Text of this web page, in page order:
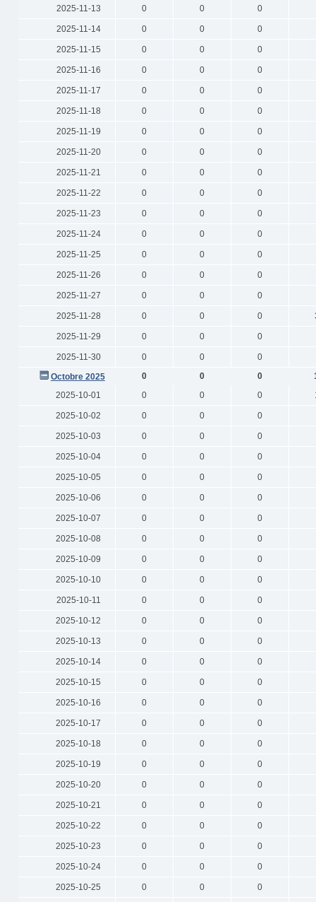
2025-11-13 0 0 0
2025-11-14 0 0 0
2025-11-15 0 0 0
2025-11-16 0 0 0
2025-11-17 0 0 0
2025-11-18 0 0 0
2025-11-19 0 0 0
2025-11-20 0 0 0
2025-11-21 0 0 0
2025-11-22 0 0 0
2025-11-23 0 0 0
2025-11-24 0 0 0
2025-11-25 0 0 0
2025-11-26 0 0 0
2025-11-27 0 0 0
2025-11-28 0 0 0
2025-11-29 0 0 0
2025-11-30 0 0
0
Octobre 2025
0 0 0
2025-10-01
0 0 0
2025-10-02 0 0 0
2025-10-03 0 0 0
2025-10-04 0 0 0
2025-10-05 0 0 0
2025-10-06 0 0 0
2025-10-07 0 0 0
2025-10-08 0 0 0
2025-10-09 0 0 0
2025-10-10 0 0 0
2025-10-11 0 0 0
2025-10-12 0 0 0
2025-10-13 0 0 0
2025-10-14 0 0 0
2025-10-15 0 0 0
2025-10-16 0 0 0
2025-10-17 0 0 0
2025-10-18 0 0 0
2025-10-19 0 0 0
2025-10-20 0 0 0
2025-10-21 0 0 0
2025-10-22 0 0 0
2025-10-23 0 0 0
2025-10-24 0 0 0
2025-10-25 0 0 0